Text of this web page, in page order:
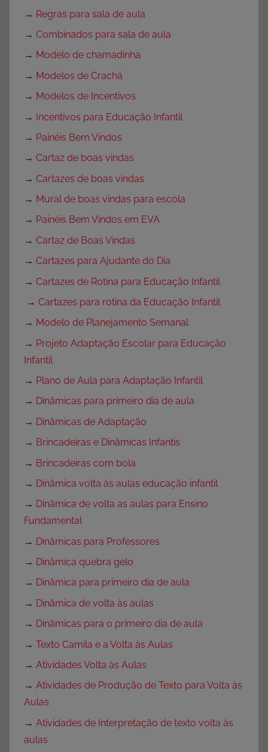
→ Regras para sala de aula
→ Combinados para sala de aula
→ Modelo de chamadinha
→ Modelos de Crachá
→ Modelos de Incentivos
→ Incentivos para Educação Infantil
→ Painéis Bem Vindos
→ Cartaz de boas vindas
→ Cartazes de boas vindas
→ Mural de boas vindas para escola
→ Painéis Bem Vindos em EVA
→ Cartaz de Boas Vindas
→ Cartazes para Ajudante do Dia
→ Cartazes de Rotina para Educação Infantil
→ Cartazes para rotina da Educação Infantil
→ Modelo de Planejamento Semanal
→ Projeto Adaptação Escolar para Educação
Infantil
→ Plano de Aula para Adaptação Infantil
→ Dinâmicas para primeiro dia de aula
→ Dinâmicas de Adaptação
→ Brincadeiras e Dinâmicas Infantis
→ Brincadeiras com bola
→ Dinâmica volta às aulas educação infantil
→ Dinâmica de volta as aulas para Ensino
Fundamental
→ Dinâmicas para Professores
→ Dinâmica quebra gelo
→ Dinâmica para primeiro dia de aula
→ Dinâmica de volta às aulas
→ Dinâmicas para o primeiro dia de aula
→ Texto Camila e a Volta às Aulas
→ Atividades Volta às Aulas
→ Atividades de Produção de Texto para Volta às
Aulas
→ Atividades de Interpretação de texto volta às
aulas